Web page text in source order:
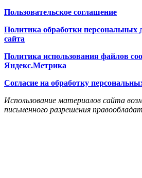
Пользовательское соглашение
Политика обработки персональных
сайта
Политика использования файлов
Яндекс.Метрика
Согласие на обработку
Использование материалов сайта
письменного разрешения